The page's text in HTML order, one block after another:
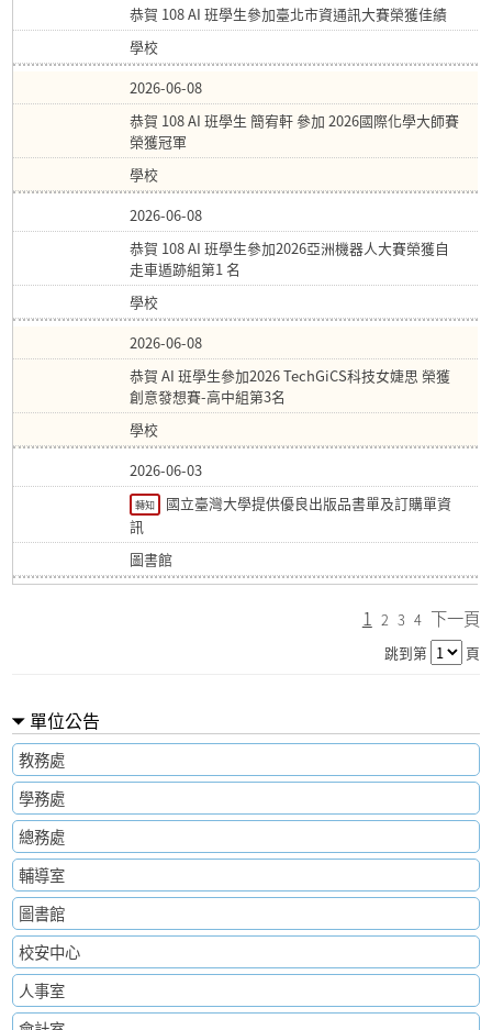
恭賀 108 AI 班學生參加臺北市資通訊大賽榮獲佳績
學校
2026-06-08
恭賀 108 AI 班學生 簡宥軒 參加 2026國際化學大師賽
榮獲冠軍
學校
2026-06-08
恭賀 108 AI 班學生參加2026亞洲機器人大賽榮獲自
走車遁跡組第1 名
學校
2026-06-08
恭賀 AI 班學生參加2026 TechGiCS科技女婕思 榮獲
創意發想賽-高中組第3名
學校
2026-06-03
轉知
國立臺灣大學提供優良出版品書單及訂購單資
訊
圖書館
1 2 3 4 下一頁
跳到第 頁
單位公告
教務處
學務處
總務處
輔導室
圖書館
校安中心
人事室